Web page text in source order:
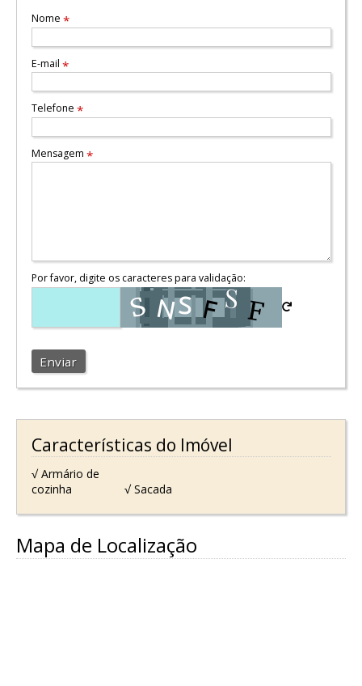
Nome *
E-mail *
Telefone *
Mensagem *
Por favor, digite os caracteres para validação:
Enviar
Características do Imóvel
√ Armário de
cozinha
√ Sacada
Mapa de Localização